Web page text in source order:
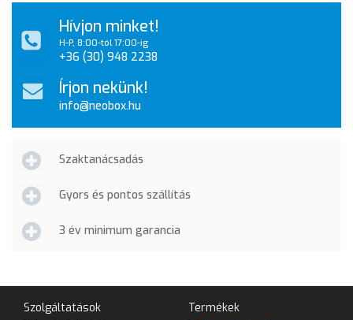
Hívjon minket!
H-P, 8:00-tól 17:00-ig
+36 (30) 948 2238
Írjon nekünk!
info@neobox.hu
Szaktanácsadás
Gyors és pontos szállítás
3 év minimum garancia
Szolgáltatások Termékek